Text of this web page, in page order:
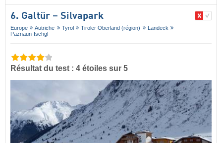
6. Galtür – Silvapark
Europe Autriche Tyrol Tiroler Oberland (région)
Landeck
Paznaun-Ischgl
Résultat du test : 4 étoiles sur 5